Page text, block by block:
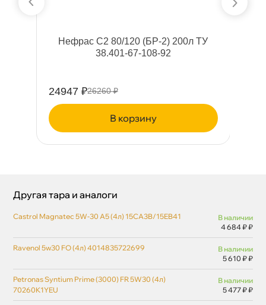
Нефрас С2 80/120 (БР-2) 200л ТУ
38.401-67-108-92
24947 ₽26260 ₽
корзину
Другая тара и аналоги
Castrol Magnatec 5W-30 A5 (4л) 15CA3B/15EB41
наличии
4 684 ₽ ₽
Ravenol 5w30 FO (4л) 4014835722699
наличии
5 610 ₽ ₽
Petronas Syntium Prime (3000) FR 5W30 (4л)
70260K1YEU
наличии
5 477 ₽ ₽